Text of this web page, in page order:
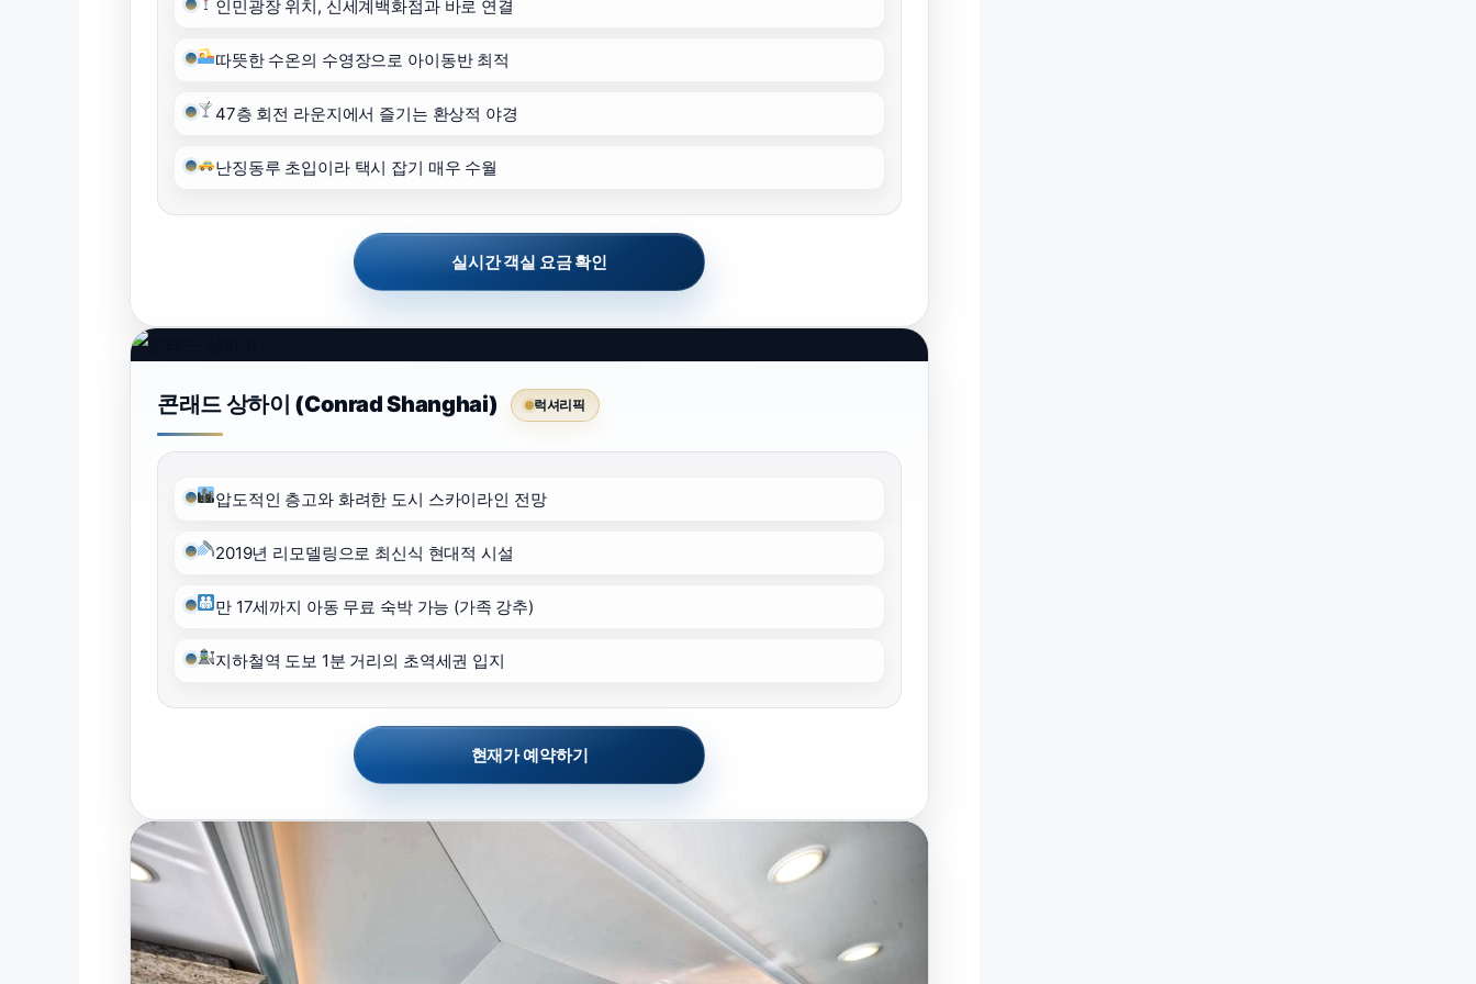
인민광장 위치, 신세계백화점과 바로 연결
따뜻한 수온의 수영장으로 아이동반 최적
47층 회전 라운지에서 즐기는 환상적 야경
난징동루 초입이라 택시 잡기 매우 수월
실시간 객실 요금 확인
콘래드 상하이 (Conrad Shanghai) 럭셔리픽
압도적인 층고와 화려한 도시 스카이라인 전망
2019년 리모델링으로 최신식 현대적 시설
만 17세까지 아동 무료 숙박 가능 (가족 강추)
지하철역 도보 1분 거리의 초역세권 입지
현재가 예약하기